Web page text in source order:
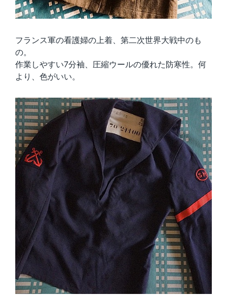
フランス軍の看護婦の上着、第二次世界大戦中のも
の。
作業しやすい7分袖、圧縮ウールの優れた防寒性。何
より、色がいい。